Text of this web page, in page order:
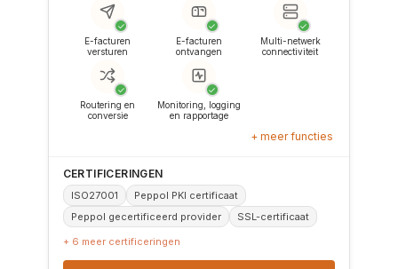
✓
E-facturen
versturen
✓
E-facturen
ontvangen
✓
Multi-netwerk
connectiviteit
✓
Routering en
conversie
✓
Monitoring, logging
en rapportage
+ meer functies
CERTIFICERINGEN
ISO27001
Peppol PKI certificaat
Peppol gecertificeerd provider
SSL-certificaat
+ 6 meer certificeringen